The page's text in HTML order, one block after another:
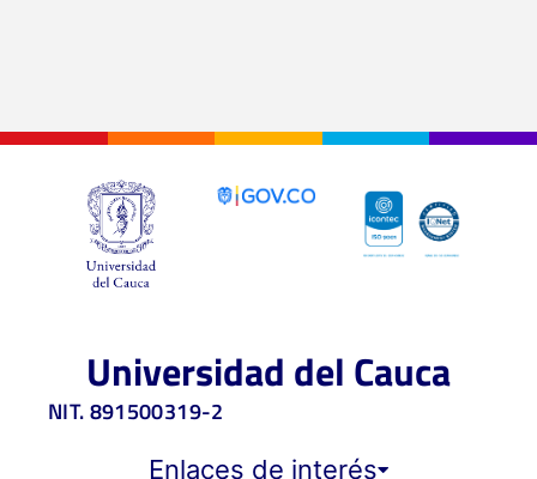
Universidad del Cauca
NIT. 891500319-2
Enlaces de interés